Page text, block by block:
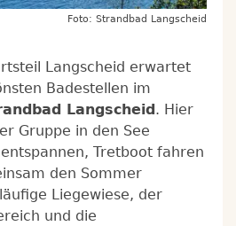
Foto: Strandbad Langscheid
Langscheid erwartet
Badestellen im
Langscheid. Hier
Gruppe in den See
Tretboot fahren
den Sommer
Liegewiese, der
und die